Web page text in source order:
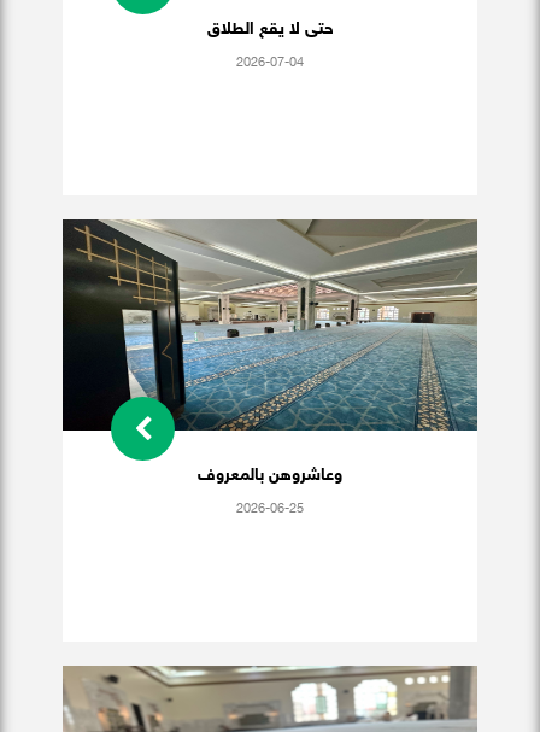
حتى لا يقع الطلاق
2026-07-04
وعاشروهن بالمعروف
2026-06-25